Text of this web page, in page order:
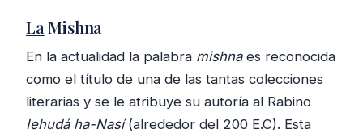
La Mishna
En la actualidad la palabra mishna es reconocida
como el título de una de las tantas colecciones
literarias y se le atribuye su autoría al Rabino
Iehudá ha-Nasí(alrededor del 200 E.C). Esta